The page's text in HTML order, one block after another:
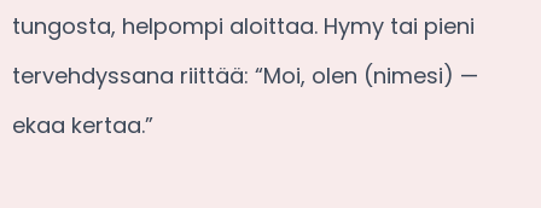
tungosta, helpompi aloittaa. Hymy tai pieni
tervehdyssana riittää: “Moi, olen (nimesi) —
ekaa kertaa.”